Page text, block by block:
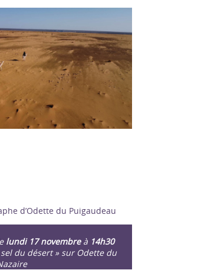
d’Odette du Puigaudeau
lundi 17 novembreà 14h30
sel du désert » sur Odette du